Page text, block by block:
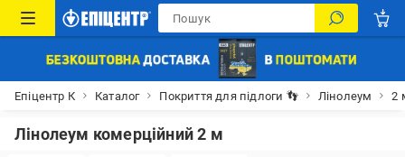
Епіцентр К Каталог Покриття для підлоги 👣 Лінолеум 2
Лінолеум комерційний 2 м